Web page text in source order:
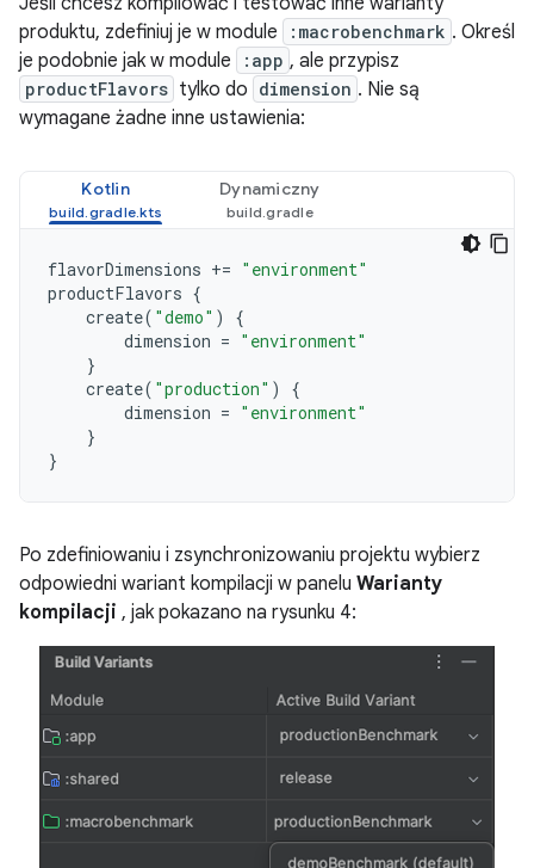
produktu, zdefiniuj je w module
:macrobenchmark . Określ
je podobnie jak w module
:app , ale przypisz
productFlavors tylko do dimension . Nie są
wymagane żadne inne ustawienia:
Kotlin Dynamiczny
flavorDimensions += "environment"
productFlavors {
create( "demo" )
{
dimension = "environment"
}
create( "production" )
{
dimension = "environment"
}
}
Po zdefiniowaniu i zsynchronizowaniu projektu wybierz
odpowiedni wariant kompilacji w panelu Warianty
kompilacji , jak pokazano na rysunku 4: